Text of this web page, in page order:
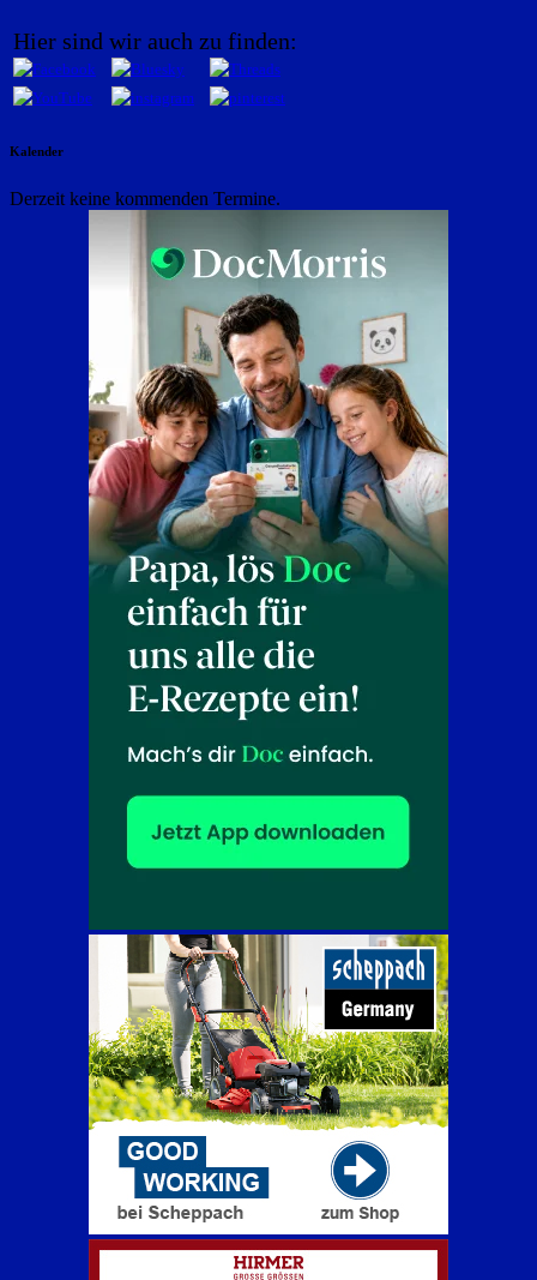
Hier sind wir auch zu finden:
Kalender
Derzeit keine kommenden Termine.